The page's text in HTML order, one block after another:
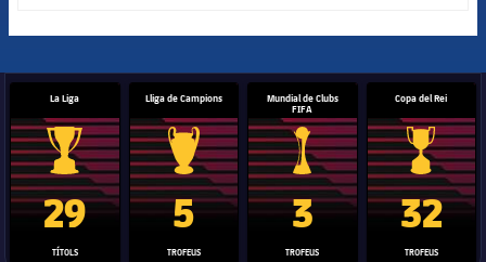
La Liga
Trofeu de la Liga
29
TÍTOLS
Lliga de Campions
Trofeu de la Lliga de Campions
5
TROFEUS
Mundial de Clubs
FIFA
Trofeu del Mundial de Clubs
3
TROFEUS
Copa del Rei
Copa del
32
TROFEUS